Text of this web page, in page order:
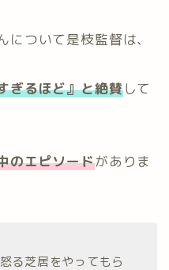
ついて是枝監督は、
ぎるほど』と絶賛して
のエピソードがありま
る芝居をやってもら